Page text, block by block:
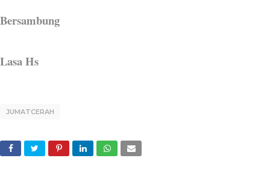
Bersambung
Lasa Hs
JUMATCERAH